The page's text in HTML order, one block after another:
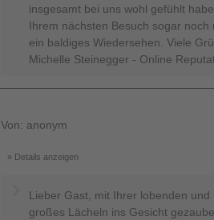
insgesamt bei uns wohl gefühlt
Ihrem nächsten Besuch sogar
ein baldiges Wiedersehen. Viele
Michelle Steinegger - Online
Von: anonym
Details anzeigen
Lieber Gast, mit Ihrer lobenden
großes Lächeln ins Gesicht